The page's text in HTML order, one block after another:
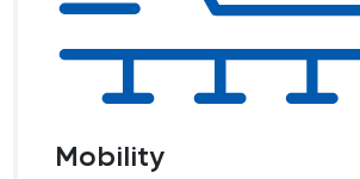
Mobility